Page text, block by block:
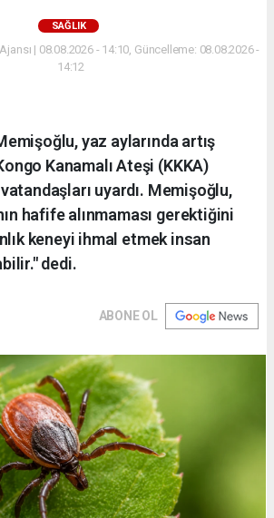
SAĞLIK
| 08.08.2026 - 14:10, Güncelleme: 08.08.2026 -
14:12
yaz aylarında artış
Kanamalı Ateşi (KKKA)
uyardı. Memişoğlu,
hafife alınmaması gerektiğini
keneyi ihmal etmek insan
dedi.
ABONE OL